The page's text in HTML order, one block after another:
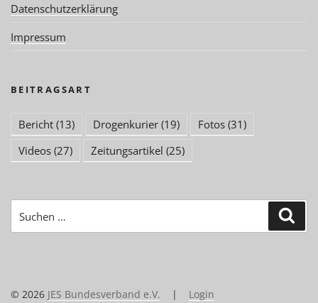
Datenschutzerklärung
Impressum
BEITRAGSART
Bericht (13) Drogenkurier (19) Fotos (31)
Videos (27) Zeitungsartikel (25)
nach:
© 2026 JES Bundesverband e.V. | Login